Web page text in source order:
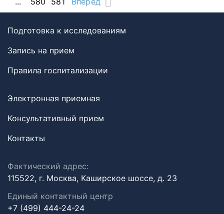
Подготовка к исследованиям
Запись на прием
Правила госпитализации
Электронная приемная
Консультативный прием
Контакты
Фактический адрес:
115522, г. Москва, Каширское шоссе, д. 23
Единый контактный центр
+7 (499) 444-24-24